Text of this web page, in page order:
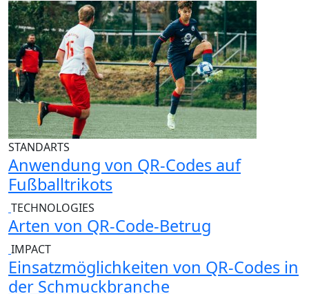
STANDARTS
Anwendung von QR-Codes auf
Fußballtrikots
TECHNOLOGIES
Arten von QR-Code-Betrug
IMPACT
Einsatzmöglichkeiten von QR-Codes in
der Schmuckbranche